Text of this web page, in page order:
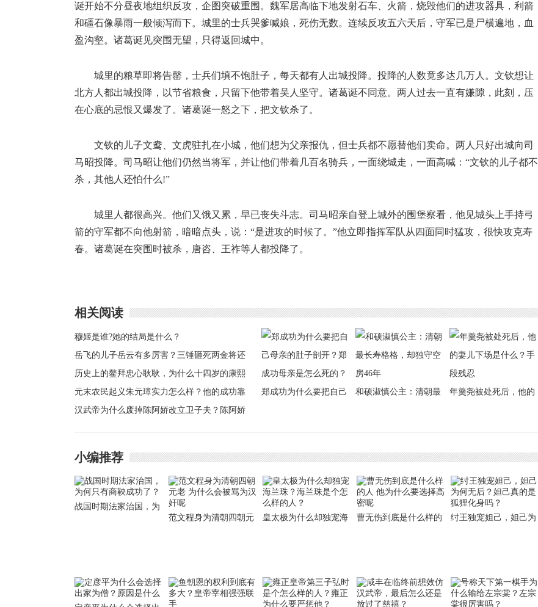
诞开始不分昼夜地组织反攻，企图突破重围。魏军居高临下地发射石车、火箭，烧毁他们的进攻器具，利箭
和礓石像暴雨一般倾泻而下。城里的士兵哭爹喊娘，死伤无数。连续反攻五六天后，守军已是尸横遍地，血
盈沟壑。诸葛诞见突围无望，只得返回城中。
城里的粮草即将告罄，士兵们填不饱肚子，每天都有人出城投降。投降的人数竟多达几万人。文钦想让
北方人都出城投降，以节省粮食，只留下他带着吴人坚守。诸葛诞不同意。两人过去一直有嫌隙，此刻，压
在心底的忌恨又爆发了。诸葛诞一怒之下，把文钦杀了。
文钦的儿子文鸯、文虎驻扎在小城，他们想为父亲报仇，但士兵都不愿替他们卖命。两人只好出城向司
马昭投降。司马昭让他们仍然当将军，并让他们带着几百名骑兵，一面绕城走，一面高喊：“文钦的儿子都不
杀，其他人还怕什么!”
城里人都很高兴。他们又饿又累，早已丧失斗志。司马昭亲自登上城外的围堡察看，他见城头上手持弓
箭的守军都不向他射箭，暗暗点头，说：“是进攻的时候了。”他立即指挥军队从四面同时猛攻，很快攻克寿
春。诸葛诞在突围时被杀，唐咨、王祚等人都投降了。
相关阅读
穆姬是谁?她的结局是什么？
岳飞的儿子岳云有多厉害？三锤砸死两金将还
有一个慌忙跑！
历史上的鳌拜忠心耿耿，为什么十四岁的康熙
想尽办法要除掉他？
元末农民起义朱元璋实力怎么样？他的成功靠
的是什么？
汉武帝为什么废掉陈阿娇改立卫子夫？陈阿娇
郑成功为什么要把自己
和硕淑慎公主：清朝最
年羹尧被处死后，他的
小编推荐
战国时期法家治国，为
范文程身为清朝四朝元
皇太极为什么却独宠海
曹无伤到底是什么样的
纣王独宠妲己，妲己为